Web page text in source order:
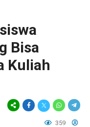
Bisa
Kuliah
359